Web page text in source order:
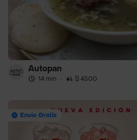
Autopan
14 min · $ 4500
Envío Gratis